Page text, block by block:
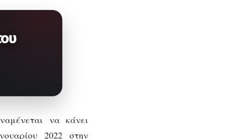
να κάνει
2022 στην